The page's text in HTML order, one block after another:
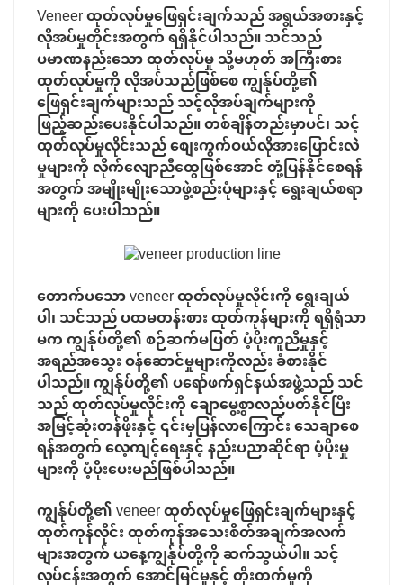
Veneer ထုတ်လုပ်မှုဖြေရှင်းချက်သည် အရွယ်အစားနှင့်
လိုအပ်မှုတိုင်းအတွက် ရရှိနိုင်ပါသည်။ သင်သည်
ပမာဏနည်းသော ထုတ်လုပ်မှု သို့မဟုတ် အကြီးစား
ထုတ်လုပ်မှုကို လိုအပ်သည်ဖြစ်စေ ကျွန်ုပ်တို့၏
ဖြေရှင်းချက်များသည် သင့်လိုအပ်ချက်များကို
ဖြည့်ဆည်းပေးနိုင်ပါသည်။ တစ်ချိန်တည်းမှာပင်၊ သင့်
ထုတ်လုပ်မှုလိုင်းသည် စျေးကွက်ဝယ်လိုအားပြောင်းလဲ
မှုများကို လိုက်လျောညီထွေဖြစ်အောင် တုံ့ပြန်နိုင်စေရန်
အတွက် အမျိုးမျိုးသောဖွဲ့စည်းပုံများနှင့် ရွေးချယ်စရာ
များကို ပေးပါသည်။
တောက်ပသော veneer ထုတ်လုပ်မှုလိုင်းကို ရွေးချယ်
ပါ၊ သင်သည် ပထမတန်းစား ထုတ်ကုန်များကို ရရှိရုံသာ
မက ကျွန်ုပ်တို့၏ စဉ်ဆက်မပြတ် ပံ့ပိုးကူညီမှုနှင့်
အရည်အသွေး ဝန်ဆောင်မှုများကိုလည်း ခံစားနိုင်
ပါသည်။ ကျွန်ုပ်တို့၏ ပရော်ဖက်ရှင်နယ်အဖွဲ့သည် သင်
သည် ထုတ်လုပ်မှုလိုင်းကို ချောမွေ့စွာလည်ပတ်နိုင်ပြီး
အမြင့်ဆုံးတန်ဖိုးနှင့် ၎င်းမှပြန်လာကြောင်း သေချာစေ
ရန်အတွက် လေ့ကျင့်ရေးနှင့် နည်းပညာဆိုင်ရာ ပံ့ပိုးမှု
များကို ပံ့ပိုးပေးမည်ဖြစ်ပါသည်။
ကျွန်ုပ်တို့၏ veneer ထုတ်လုပ်မှုဖြေရှင်းချက်များနှင့်
ထုတ်ကုန်လိုင်း ထုတ်ကုန်အသေးစိတ်အချက်အလက်
များအတွက် ယနေ့ကျွန်ုပ်တို့ကို ဆက်သွယ်ပါ။ သင့်
လုပ်ငန်းအတွက် အောင်မြင်မှုနှင့် တိုးတက်မှုကို